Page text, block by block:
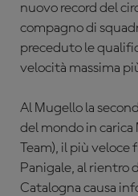
nuovo record del
compagno di
preceduto le
velocità massima
Al Mugello la
del mondo in carica
Team), il più veloce
Panigale, al rientro
Catalogna causa